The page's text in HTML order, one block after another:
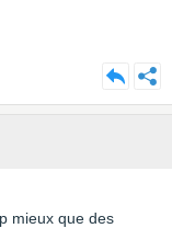
mieux que des